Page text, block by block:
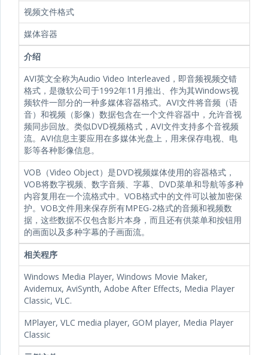
视频文件格式
媒体容器
介绍
AVI英文全称为Audio Video Interleaved，即音频视频交错
格式，是微软公司于1992年11月推出、作为其Windows视
频软件一部分的一种多媒体容器格式。AVI文件将音频（语
音）和视频（影像）数据包含在一个文件容器中，允许音视
频同步回放。类似DVD视频格式，AVI文件支持多个音视频
流。AVI信息主要应用在多媒体光盘上，用来保存电视、电
影等各种影像信息。
VOB（Video Object）是DVD视频媒体使用的容器格式，
VOB将数字视频、数字音频、字幕、DVD菜单和导航等多种
内容复用在一个流格式中。VOB格式中的文件可以被加密保
护。VOB文件用来保存所有MPEG-2格式的音频和视频数
据，这些数据不仅包含影片本身，而且还有供菜单和按钮用
的画面以及多种字幕的子画面流。
相关程序
Windows Media Player, Windows Movie Maker,
Avidemux, AviSynth, Adobe After Effects, Media Player
Classic, VLC.
MPlayer, VLC media player, GOM player, Media Player
Classic